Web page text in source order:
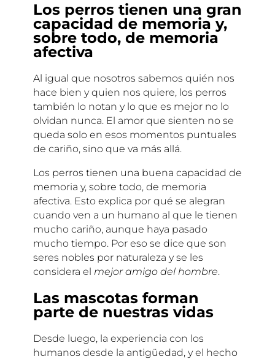
Los perros tienen una gran
capacidad de memoria y,
sobre todo, de memoria
afectiva
Al igual que nosotros sabemos quién nos
hace bien y quien nos quiere, los perros
también lo notan y lo que es mejor no lo
olvidan nunca. El amor que sienten no se
queda solo en esos momentos puntuales
de cariño, sino que va más allá.
Los perros tienen una buena capacidad de
memoria y, sobre todo, de memoria
afectiva. Esto explica por qué se alegran
cuando ven a un humano al que le tienen
mucho cariño, aunque haya pasado
mucho tiempo. Por eso se dice que son
seres nobles por naturaleza y se les
considera el mejor amigo del hombre.
Las mascotas forman
parte de nuestras vidas
Desde luego, la experiencia con los
humanos desde la antigüedad, y el hecho